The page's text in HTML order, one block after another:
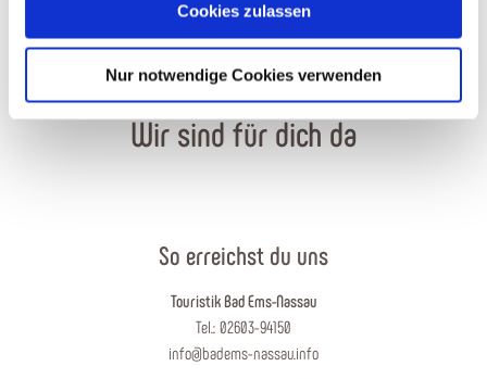
Cookies zulassen
Nur notwendige Cookies verwenden
Wir sind für dich da
So erreichst du uns
Touristik Bad Ems-Nassau
Tel.: 02603-94150
info@badems-nassau.info